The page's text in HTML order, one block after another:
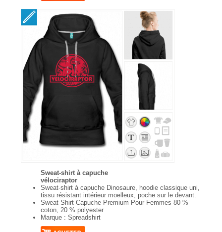
Sweat-shirt à capuche
vélociraptor
Sweat-shirt à capuche Dinosaure, hoodie classique uni,
tissu résistant intérieur moelleux, poche sur le devant.
Sweat Shirt Capuche Premium Pour Femmes 80 %
coton, 20 % polyester
Marque : Spreadshirt